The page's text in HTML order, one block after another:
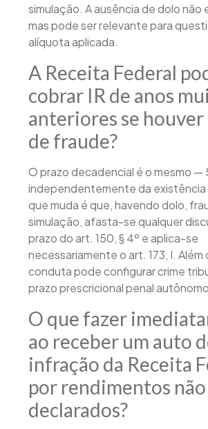
simulação. A ausência de dolo não
mas pode ser relevante para
alíquota aplicada.
A Receita Federal
cobrar IR de anos
anteriores se houver
de fraude?
O prazo decadencial é o mesmo —
independentemente da
que muda é que, havendo dolo,
simulação, afasta-se qualquer
prazo do art. 150, § 4º e aplica-se
necessariamente o art. 173, I. Além
conduta pode configurar crime
prazo prescricional penal
O que fazer
ao receber um auto
infração da Receita
por rendimentos não
declarados?